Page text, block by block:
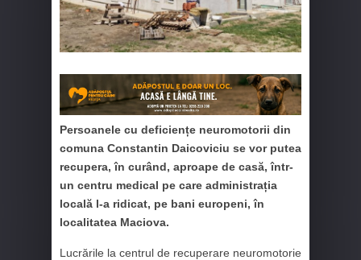
Persoanele cu deficiențe neuromotorii din
comuna Constantin Daicoviciu se vor putea
recupera, în curând, aproape de casă, într-
un centru medical pe care administrația
locală l-a ridicat, pe bani europeni, în
localitatea Maciova.
Lucrările la centrul de recuperare neuromotorie